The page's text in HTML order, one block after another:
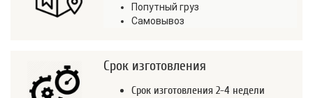
Попутный груз
Самовывоз
Срок изготовления
Срок изготовления 2-4 недели